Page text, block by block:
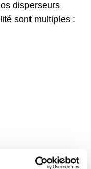
disperseurs
sont multiples :